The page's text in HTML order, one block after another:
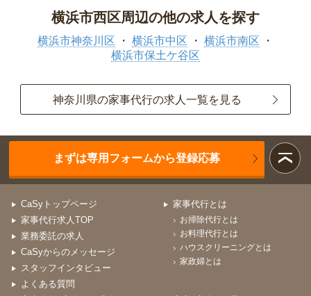
横浜市西区周辺の他の求人を探す
横浜市神奈川区 横浜市中区
横浜市南区
横浜市保土ケ谷区
神奈川県の家事代行の求人一覧を見る
まずは専用フォームから登録応募
CaSyトップページ
家事代行求人TOP
業務委託の求人
CaSyからのメッセージ
スタッフインタビュー
よくある質問
家事代行とは
お掃除代行とは
お料理代行とは
ハウスクリーニングとは
家政婦とは